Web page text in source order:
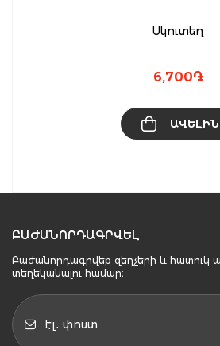
Սկուտեղ
6,700֏
ԱՎԵԼԻՆ
ԲԱԺԱՆՈՐԴԱԳՐՎԵԼ
Բաժանորդագրվեք զեղչերի և հատուկ
տեղեկանալու համար։